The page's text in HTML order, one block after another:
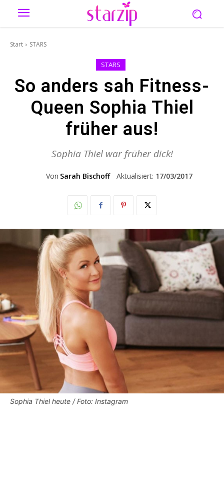
Start STARS
STARS
So anders sah Fitness-
Queen Sophia Thiel
früher aus!
Sophia Thiel war früher dick!
Von Sarah Bischoff Aktualisiert: 17/03/2017
Sophia Thiel heute / Foto: Instagram